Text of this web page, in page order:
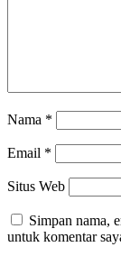
Nama *
Email *
Situs Web
Simpan nama,
untuk komentar